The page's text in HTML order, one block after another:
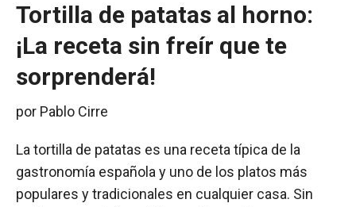
Tortilla de patatas al horno:
¡La receta sin freír que te
sorprenderá!
por Pablo Cirre
La tortilla de patatas es una receta típica de la
gastronomía española y uno de los platos más
populares y tradicionales en cualquier casa. Sin